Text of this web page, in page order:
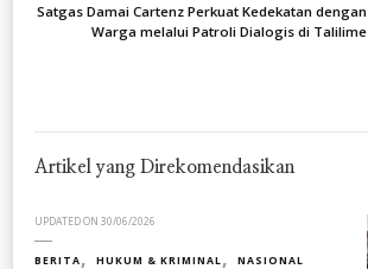
Satgas Damai Cartenz Perkuat Kedekatan dengan
Warga melalui Patroli Dialogis di Talilime
Artikel yang Direkomendasikan
UPDATED ON 30/06/2026
BERITA HUKUM & KRIMINAL NASIONAL